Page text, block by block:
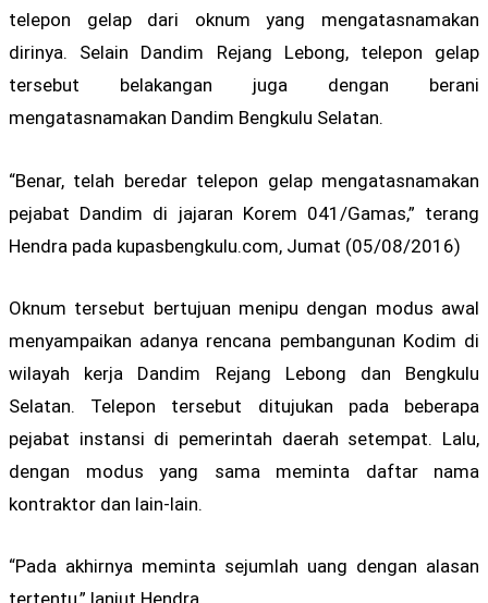
telepon gelap dari oknum yang mengatasnamakan
dirinya. Selain Dandim Rejang Lebong, telepon gelap
tersebut belakangan juga dengan berani
mengatasnamakan Dandim Bengkulu Selatan.
“Benar, telah beredar telepon gelap mengatasnamakan
pejabat Dandim di jajaran Korem 041/Gamas,” terang
Hendra pada kupasbengkulu.com, Jumat (05/08/2016)
Oknum tersebut bertujuan menipu dengan modus awal
menyampaikan adanya rencana pembangunan Kodim di
wilayah kerja Dandim Rejang Lebong dan Bengkulu
Selatan. Telepon tersebut ditujukan pada beberapa
pejabat instansi di pemerintah daerah setempat. Lalu,
dengan modus yang sama meminta daftar nama
kontraktor dan lain-lain.
“Pada akhirnya meminta sejumlah uang dengan alasan
tertentu,” lanjut Hendra.